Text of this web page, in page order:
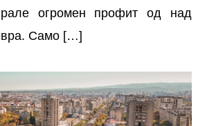
огромен профит од над
Само […]